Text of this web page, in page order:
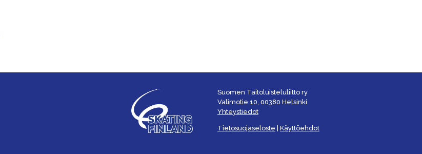
Suomen Taitoluisteluliitto ry
Valimotie 10, 00380 Helsinki
Yhteystiedot
Tietosuojaseloste Käyttöehdot